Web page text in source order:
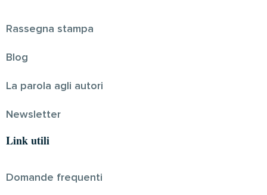
Rassegna stampa
Blog
La parola agli autori
Newsletter
Link utili
Domande frequenti